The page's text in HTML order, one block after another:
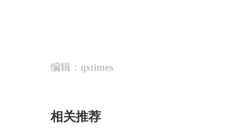
编辑：qxtimes
相关推荐